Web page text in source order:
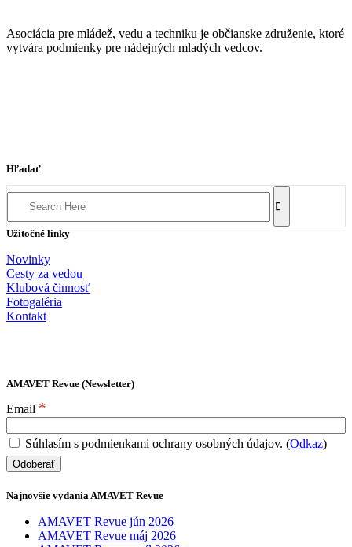
Asociácia pre mládež, vedu a techniku je občianske združenie, ktoré
vytvára podmienky pre nádejných mladých vedcov.
Hľadať
Search
Užitočné linky
Novinky
Cesty za vedou
Klubová činnosť
Fotogaléria
Kontakt
AMAVET Revue (Newsletter)
Email *
Súhlasím s podmienkami ochrany osobných údajov. (Odkaz)
Najnovšie vydania AMAVET Revue
AMAVET Revue jún 2026
AMAVET Revue máj 2026